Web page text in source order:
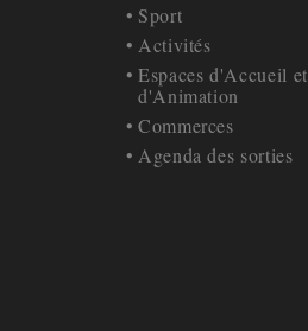
Sport
Activités
Espaces d'Accueil et
d'Animation
Commerces
Agenda des sorties